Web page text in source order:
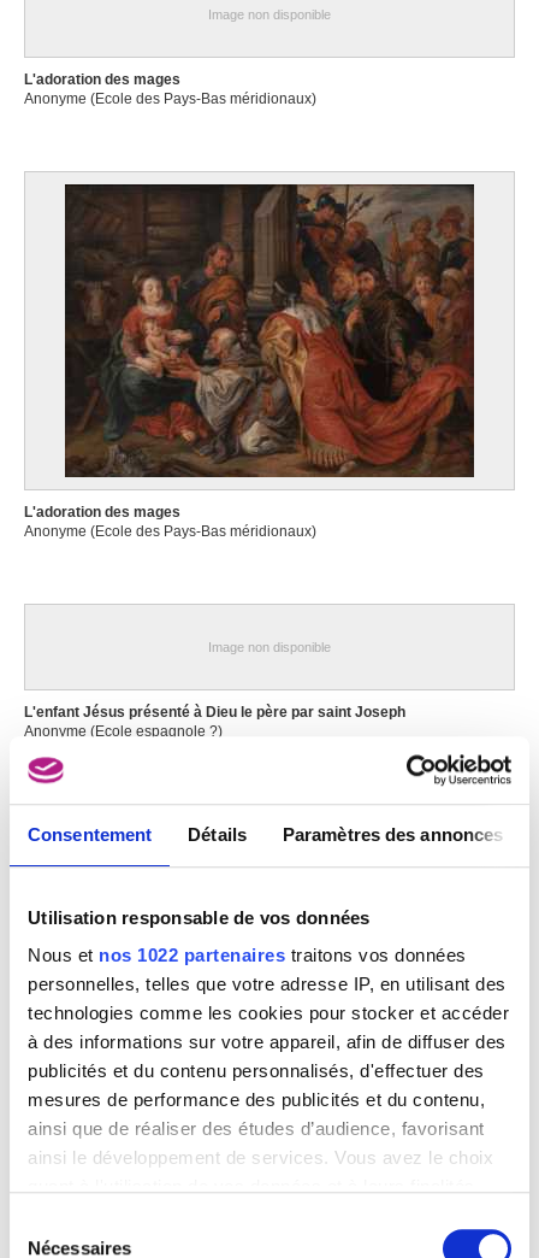
Consentement Détails Paramètres des annonces
Utilisation responsable de vos données
Nous et nos 1022 partenaires traitons vos données
personnelles, telles que votre adresse IP, en utilisant des
technologies comme les cookies pour stocker et accéder
à des informations sur votre appareil, afin de diffuser des
publicités et du contenu personnalisés, d'effectuer des
mesures de performance des publicités et du contenu,
ainsi que de réaliser des études d’audience, favorisant
ainsi le développement de services. Vous avez le choix
tout moment en consultant la Déclaration relative aux
Nécessaires
Image non disponible
L'adoration des mages
Anonyme (Ecole des Pays-Bas méridionaux)
L'adoration des mages
Anonyme (Ecole des Pays-Bas méridionaux)
Image non disponible
L'enfant Jésus présenté à Dieu le père par saint Joseph
Anonyme (Ecole espagnole ?)